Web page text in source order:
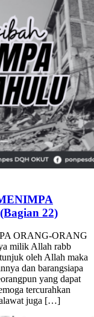
22)
milik Allah rabb
oleh Allah maka
dan barangsiapa
yang dapat
tercurahkan
juga […]